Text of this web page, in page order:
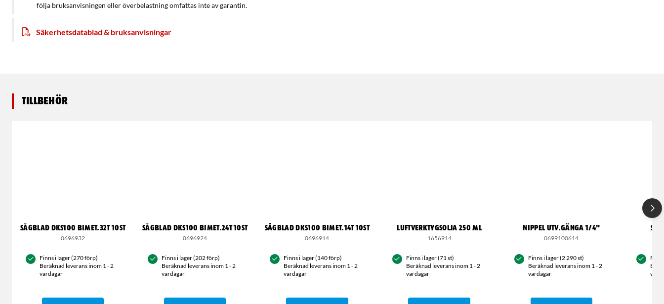
följa bruksanvisningen eller överbelastning omfattas inte av garantin.
Säkerhetsdatablad & bruksanvisningar
Tillbehör
SÅGBLAD DKS100 BIMET.32T 10ST
0696932
Finns i lager (270 förp)
Beräknad leverans inom 1 - 2
vardagar
SÅGBLAD DKS100 BIMET.24T 10ST
0696924
Finns i lager (202 förp)
Beräknad leverans inom 1 - 2
vardagar
SÅGBLAD DKS100 BIMET.14T 10ST
0696914
Finns i lager (140 förp)
Beräknad leverans inom 1 - 2
vardagar
LUFTVERKTYGSOLJA 250 ML
1656914
Finns i lager (71 st)
Beräknad leverans inom 1 - 2
vardagar
NIPPEL UTV.GÄNGA 1/4"
0699100614
Finns i lager (2 290 st)
Beräknad leverans inom 1 - 2
vardagar